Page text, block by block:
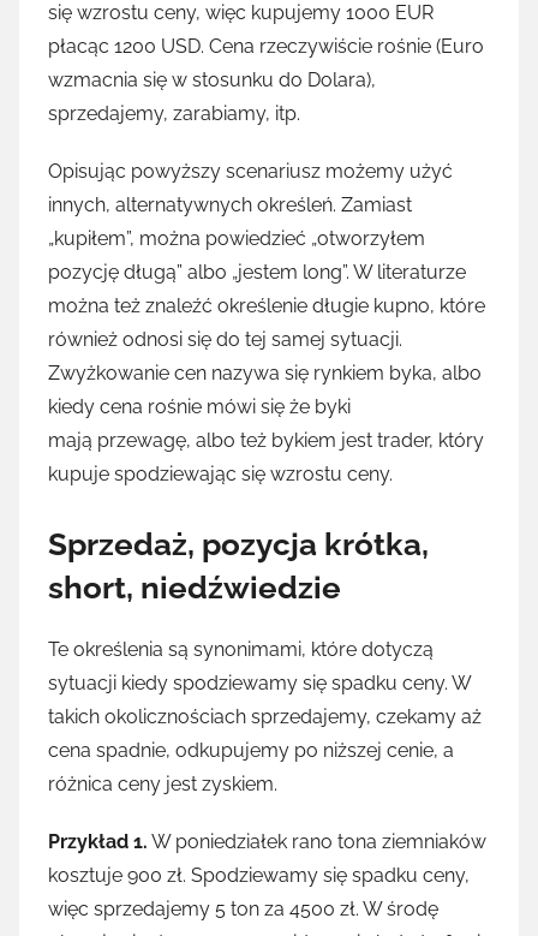
się wzrostu ceny, więc kupujemy 1000 EUR
płacąc 1200 USD. Cena rzeczywiście rośnie (Euro
wzmacnia się w stosunku do Dolara),
sprzedajemy, zarabiamy, itp.
Opisując powyższy scenariusz możemy użyć
innych, alternatywnych określeń. Zamiast
„kupiłem”, można powiedzieć „otworzyłem
pozycję długą” albo „jestem long”. W literaturze
można też znaleźć określenie długie kupno, które
również odnosi się do tej samej sytuacji.
Zwyżkowanie cen nazywa się rynkiem byka, albo
kiedy cena rośnie mówi się że byki
mają przewagę, albo też bykiem jest trader, który
kupuje spodziewając się wzrostu ceny.
Sprzedaż, pozycja krótka,
short, niedźwiedzie
Te określenia są synonimami, które dotyczą
sytuacji kiedy spodziewamy się spadku ceny. W
takich okolicznościach sprzedajemy, czekamy aż
cena spadnie, odkupujemy po niższej cenie, a
różnica ceny jest zyskiem.
Przykład 1. W poniedziałek rano tona ziemniaków
kosztuje 900 zł. Spodziewamy się spadku ceny,
więc sprzedajemy 5 ton za 4500 zł. W środę